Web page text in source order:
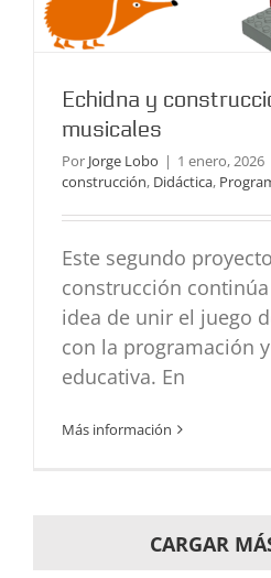
Echidna y
musicales
Por Jorge Lobo | 1 enero, 2026
construcción, Didáctica,
Este segundo
construcción
idea de unir el juego
con la programación
educativa. En
Más información
CARGAR